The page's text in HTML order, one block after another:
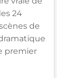
24
de
premier